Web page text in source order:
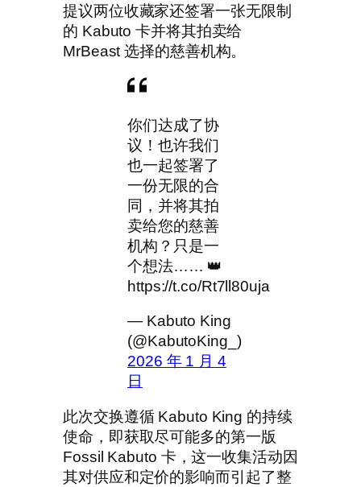
提议两位收藏家还签署一张无限制
的 Kabuto 卡并将其拍卖给
MrBeast 选择的慈善机构。
你们达成了协
议！也许我们
也一起签署了
一份无限的合
同，并将其拍
卖给您的慈善
机构？只是一
个想法…… 👑
https://t.co/Rt7ll80uja
— Kabuto King
(@KabutoKing_)
2026 年 1 月 4
日
此次交换遵循 Kabuto King 的持续
使命，即获取尽可能多的第一版
Fossil Kabuto 卡，这一收集活动因
其对供应和定价的影响而引起了整